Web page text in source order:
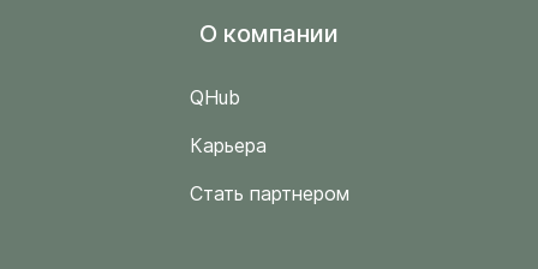
O компании
QHub
Карьера
Стать партнером